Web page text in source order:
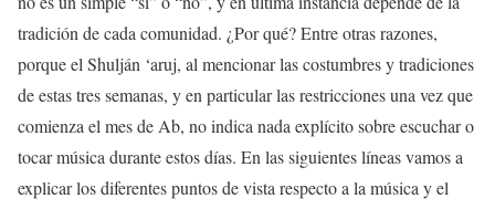
tradición de cada comunidad. ¿Por qué? Entre otras razones,
porque el Shulján ‘aruj, al mencionar las costumbres y tradiciones
de estas tres semanas, y en particular las restricciones una vez que
comienza el mes de Ab, no indica nada explícito sobre escuchar o
tocar música durante estos días. En las siguientes líneas vamos a
explicar los diferentes puntos de vista respecto a la música y el